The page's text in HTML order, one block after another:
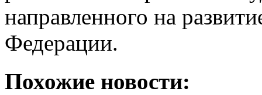
направленного на
Федерации.
Похожие новости: